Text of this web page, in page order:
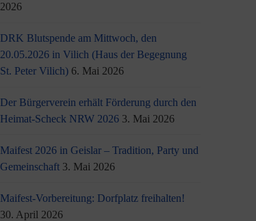
2026
DRK Blutspende am Mittwoch, den
20.05.2026 in Vilich (Haus der Begegnung
St. Peter Vilich) 6. Mai 2026
Der Bürgerverein erhält Förderung durch den
Heimat-Scheck NRW 2026 3. Mai 2026
Maifest 2026 in Geislar – Tradition, Party und
Gemeinschaft 3. Mai 2026
Maifest-Vorbereitung: Dorfplatz freihalten!
30. April 2026